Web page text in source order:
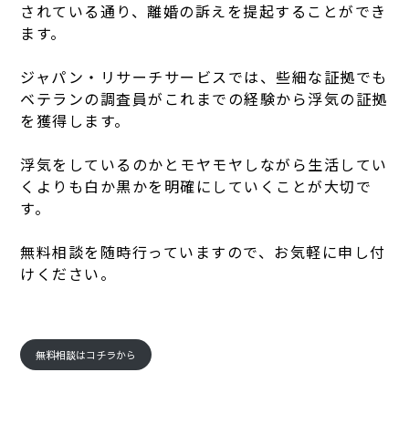
されている通り、離婚の訴えを提起することができ
ます。
ジャパン・リサーチサービスでは、些細な証拠でも
ベテランの調査員がこれまでの経験から浮気の証拠
を獲得します。
浮気をしているのかとモヤモヤしながら生活してい
くよりも白か黒かを明確にしていくことが大切で
す。
無料相談を随時行っていますので、お気軽に申し付
けください。
無料相談はコチラから